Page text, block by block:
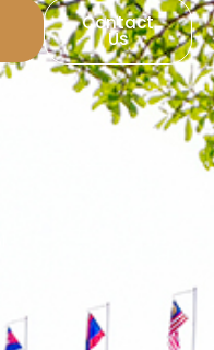
Contact
Us